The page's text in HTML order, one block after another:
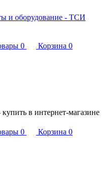
0 Корзина 0
в интернет-магазине
0 Корзина 0